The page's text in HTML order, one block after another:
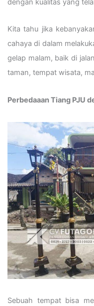
dengan kualitas yang
Kita tahu jika
cahaya di dalam
gelap malam, baik di
taman, tempat wisata,
Perbedaaan Tiang PJU
Sebuah tempat bisa